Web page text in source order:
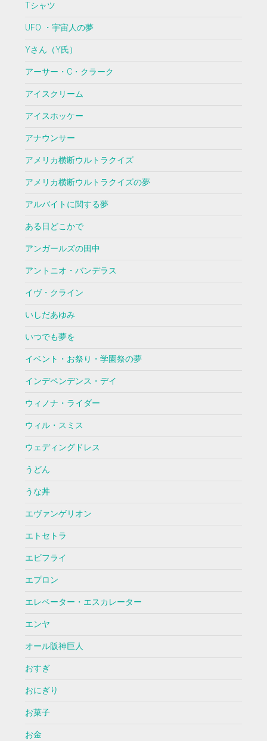
Tシャツ
UFO ・宇宙人の夢
Yさん（Y氏）
アーサー・C・クラーク
アイスクリーム
アイスホッケー
アナウンサー
アメリカ横断ウルトラクイズ
アメリカ横断ウルトラクイズの夢
アルバイトに関する夢
ある日どこかで
アンガールズの田中
アントニオ・バンデラス
イヴ・クライン
いしだあゆみ
いつでも夢を
イベント・お祭り・学園祭の夢
インデペンデンス・デイ
ウィノナ・ライダー
ウィル・スミス
ウェディングドレス
うどん
うな丼
エヴァンゲリオン
エトセトラ
エビフライ
エプロン
エレベーター・エスカレーター
エンヤ
オール阪神巨人
おすぎ
おにぎり
お菓子
お金